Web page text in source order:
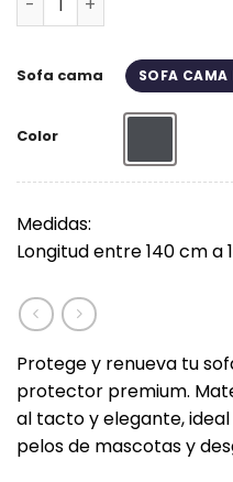
Sofa cama SOFA CAMA
Color
Medidas:
Longitud entre 140 cm a
Protege y renueva tu
protector premium.
al tacto y elegante,
pelos de mascotas y